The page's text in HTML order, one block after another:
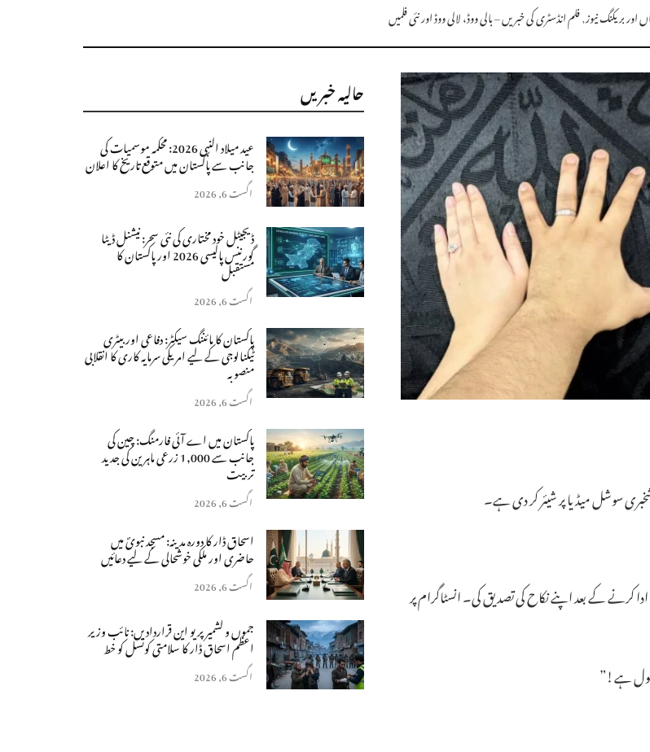
اور بریکنگ نیوز,فلم انڈسٹری کی خبریں – بالی ووڈ، لالی ووڈ اور نئی فلمیں
سوشل میڈیا پر شیئر کر دی ہے۔
ادا کرنے کے بعد اپنے نکاح کی تصدیق کی۔ انسٹاگرام پر
حالیہ خبریں
عید میلاد النبی 2026: محکمہ موسمیات کی
جانب سے پاکستان میں متوقع تاریخ کا اعلان
اگست 6, 2026
ڈیجیٹل خود مختاری کی نئی سحر: نیشنل ڈیٹا
گورننس پالیسی 2026 اور پاکستان کا
مستقبل
اگست 6, 2026
پاکستان کا مائننگ سیکٹر: دفاعی اور بیٹری
ٹیکنالوجی کے لیے امریکی سرمایہ کاری کا انقلابی
منصوبہ
اگست 6, 2026
پاکستان میں اے آئی فارمنگ: چین کی
جانب سے 1,000 زرعی ماہرین کی جدید
تربیت
اگست 6, 2026
اسحاق ڈار کا دورہ مدینہ: مسجد نبویؐ میں
حاضری اور ملکی خوشحالی کے لیے دعائیں
اگست 6, 2026
جموں و کشمیر پر یو این قراردادیں: نائب وزیر
اعظم اسحاق ڈار کا سلامتی کونسل کو خط
اگست 6, 2026